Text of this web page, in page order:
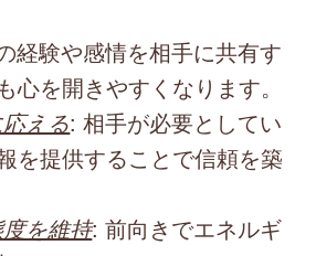
経験や感情を相手に共有す
心を開きやすくなります。
える: 相手が必要としてい
を提供することで信頼を築
を維持: 前向きでエネルギ